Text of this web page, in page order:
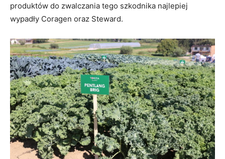
produktów do zwalczania tego szkodnika najlepiej
wypadły Coragen oraz Steward.